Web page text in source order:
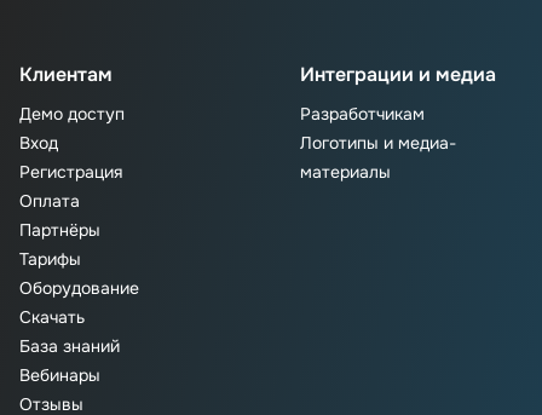
Клиентам
Демо доступ
Вход
Регистрация
Оплата
Партнёры
Тарифы
Оборудование
Скачать
База знаний
Вебинары
Отзывы
Интеграции и медиа
Разработчикам
Логотипы и медиа-
материалы